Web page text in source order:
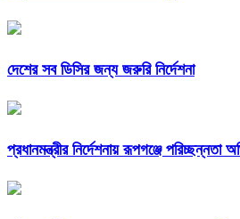
দেশের সব ডিসির জন্য জরুরি নির্দেশনা
প্রধানমন্ত্রীর নির্দেশনায় রূপগঞ্জে পরিচ্ছন্নতা